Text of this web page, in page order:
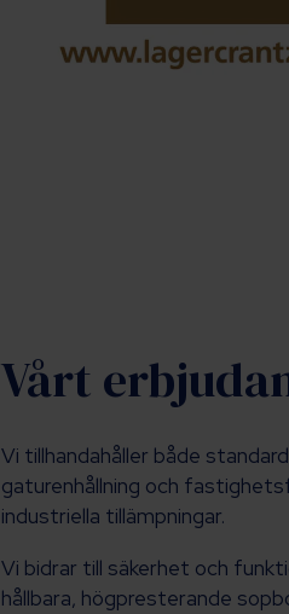
Vårt
Vi tillhandahåller både
gaturenhållning och
industriella tillämpningar.
Vi bidrar till säkerhet och
hållbara, högpresterande